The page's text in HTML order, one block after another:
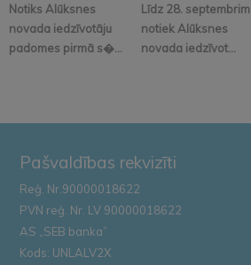
Notiks Alūksnes
novada iedzīvotāju
padomes pirmā s�...
Līdz 28. septembrim
notiek Alūksnes
novada iedzīvot...
Pašvaldības rekvizīti
Reģ. Nr.90000018622
PVN reģ. Nr. LV 90000018622
AS „SEB banka”
Kods: UNLALV2X